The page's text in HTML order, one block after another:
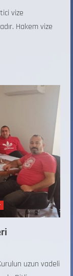
vize
Hakem vize
uzun vadeli